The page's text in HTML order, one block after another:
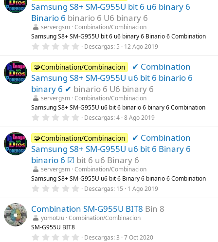
s
t
r
e
l
a
(
s
)
Samsung S8+ SM-G955U bit 6 u6 binary 6
Binario 6 binario 6 U6 binary 6
servergsm Combination/Combinacion
Samsung S8+ SM-G955U bit 6 u6 binary 6 Binario 6 Combination
0
0
0
e
s
t
r
e
l
a
(
s
)
Descargas 5 12 Ago 2019
🧩Combination/Combinacion
✔ Combination
Samsung S8+ SM-G955U u6 bit 6 binario 6
binary 6 ✔ binario 6 U6 binary 6
servergsm Combination/Combinacion
Samsung S8+ SM-G955U u6 bit 6 binario 6 binary 6 Combination
0
0
0
e
s
t
r
e
l
a
(
s
)
Descargas 4 8 Ago 2019
🧩Combination/Combinacion
✔ Combination
Samsung S8+ SM-G955U u6 bit 6 Binary 6
binario 6 ☑ bit 6 u6 Binary 6
servergsm Combination/Combinacion
Samsung S8+ SM-G955U u6 bit 6 Binary 6 binario 6 Combination
0
0
0
e
s
r
Descargas 15 1 Ago 2019
Combination SM-G955U BIT8 Bin 8
yomotzu Combination/Combinacion
SM-G955U BIT8
0 Descargas 3 7 Oct 2020